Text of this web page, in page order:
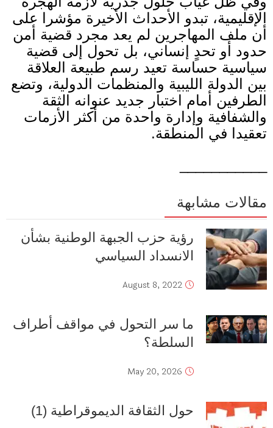
الإقليمية، تبدو الأحداث الأخيرة مؤشرا على
أن ملف المهاجرين لم يعد مجرد قضية أمن
حدود أو تحدٍ إنساني، بل تحول إلى قضية
سياسية حساسة تعيد رسم طبيعة العلاقة
بين الدولة الليبية والمنظمات الدولية، وتضع
الطرفين أمام اختبار جديد عنوانه الثقة
والشفافية وإدارة واحدة من أكثر الأزمات
تعقيدا في المنطقة.
مقالات مشابهة
رؤية حزب الجبهة الوطنية بشأن
الانسداد السياسي
August 8, 2022
ما سر التحول في مواقف أطراف
السلطة؟
May 20, 2026
حول الثقافة الديموقراطية (1)